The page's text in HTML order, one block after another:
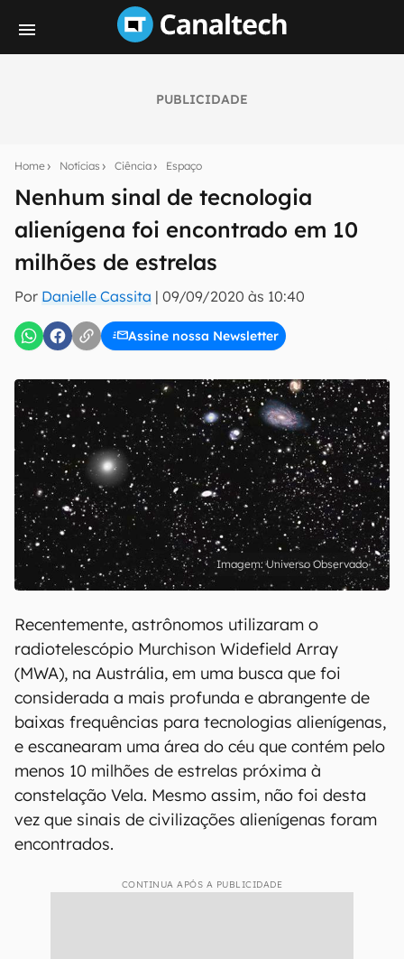
PUBLICIDADE
Home Notícias Ciência Espaço
Nenhum sinal de tecnologia
alienígena foi encontrado em 10
milhões de estrelas
Por Danielle Cassita | 09/09/2020 às 10:40
Assine nossa Newsletter
notícias e reviews sobre tecnologia em primeira
mão.
E-mail
inscreva-se
Uso e Política de Privacidade do Canaltech.
Universo Observado
Recentemente, astrônomos utilizaram o
radiotelescópio Murchison Widefield Array
(MWA), na Austrália, em uma busca que foi
considerada a mais profunda e abrangente de
baixas frequências para tecnologias alienígenas,
e escanearam uma área do céu que contém pelo
menos 10 milhões de estrelas próxima à
constelação Vela. Mesmo assim, não foi desta
vez que sinais de civilizações alienígenas foram
encontrados.
CONTINUA APÓS A PUBLICIDADE